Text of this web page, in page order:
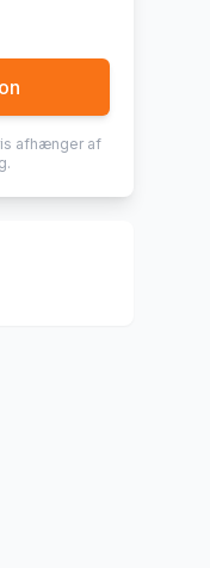
afhænger af